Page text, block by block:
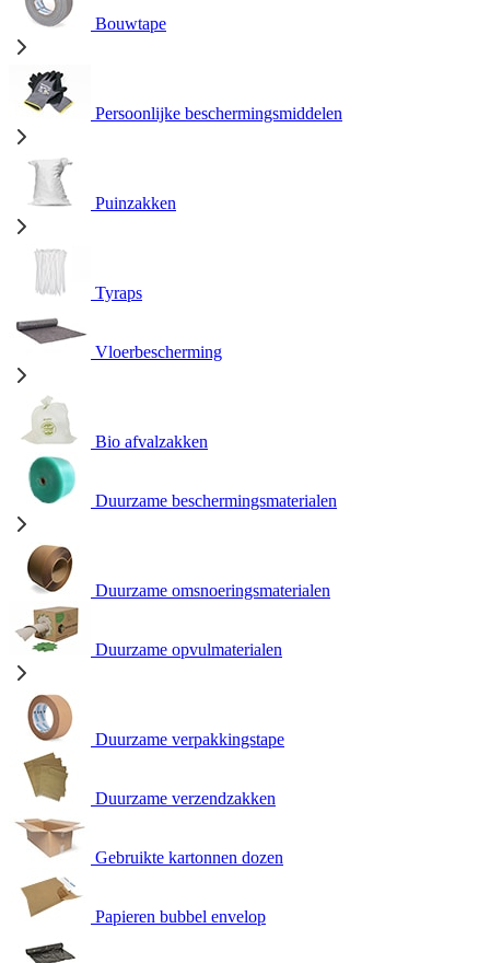
Bouwtape
Persoonlijke beschermingsmiddelen
Puinzakken
Tyraps
Vloerbescherming
Bio afvalzakken
Duurzame beschermingsmaterialen
Duurzame omsnoeringsmaterialen
Duurzame opvulmaterialen
Duurzame verpakkingstape
Duurzame verzendzakken
Gebruikte kartonnen dozen
Papieren bubbel envelop